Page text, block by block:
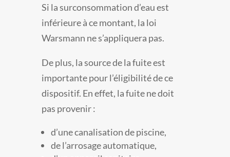
Si la surconsommation d’eau est
inférieure à ce montant, la loi
Warsmann ne s’appliquera pas.
De plus, la source de la fuite est
importante pour l’éligibilité de ce
dispositif. En effet, la fuite ne doit
pas provenir :
d’une canalisation de piscine,
de l’arrosage automatique,